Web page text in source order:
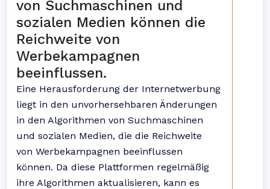
von Suchmaschinen und
sozialen Medien können die
Reichweite von
Werbekampagnen
beeinflussen.
Eine Herausforderung der Internetwerbung
liegt in den unvorhersehbaren Änderungen
in den Algorithmen von Suchmaschinen
und sozialen Medien, die die Reichweite
von Werbekampagnen beeinflussen
können. Da diese Plattformen regelmäßig
ihre Algorithmen aktualisieren, kann es